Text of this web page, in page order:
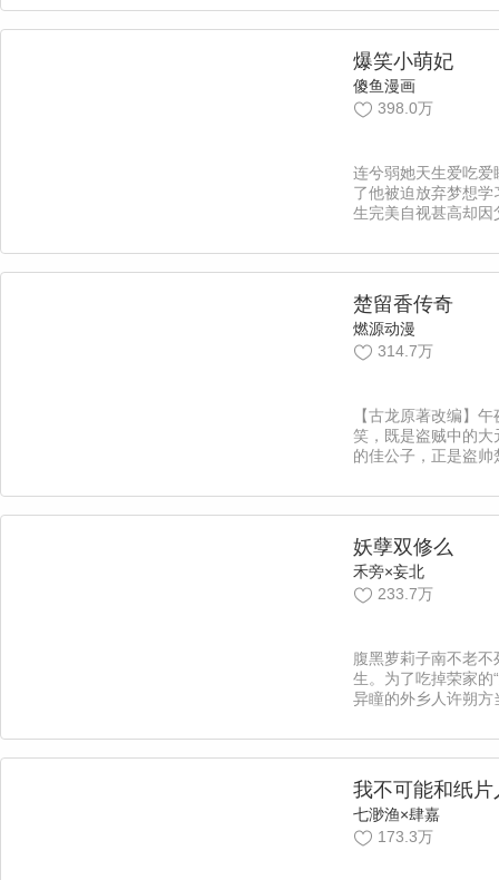
然是——太监？所以
回家啊！！【责编：
爆笑小萌妃
傻鱼漫画
398.0万
连兮弱她天生爱吃爱
了他被迫放弃梦想
生完美自视甚高却因
妞的故事，也是黑胖
【责编：蓝蓝】傲娇
楚留香传奇
燃源动漫
314.7万
【古龙原著改编】
笑，既是盗贼中的大
的佳公子，正是盗
惊现的五具浮尸拉入
清风明月本无价，忆
看楚留香如何谱写
奇！
妖孽双修么
禾旁×妄北
233.7万
腹黑萝莉子南不老不
生。为了吃掉荣家的
异瞳的外乡人许朔方
家附近埋伏的、洞庭
意……三人因“鬼”结
历着一个个看似没
除“鬼”、吃“鬼”事件
的选择、阴谋阳谋
编：小藏】
我不可能和纸片
七渺渔×肆嘉
173.3万